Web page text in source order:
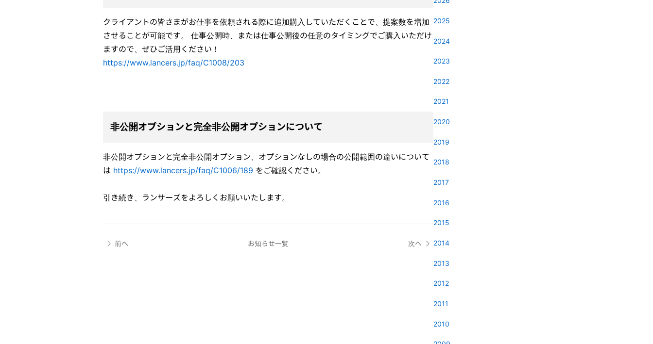
クライアントの皆さまがお仕事を依頼される際に追加購入していただくことで、提案数を増加
させることが可能です。 仕事公開時、または仕事公開後の任意のタイミングでご購入いただけ
ますので、ぜひご活用ください！
https://www.lancers.jp/faq/C1008/203
非公開オプションと完全非公開オプションについて
非公開オプションと完全非公開オプション、オプションなしの場合の公開範囲の違いについて
は https://www.lancers.jp/faq/C1006/189 をご確認ください。
引き続き、ランサーズをよろしくお願いいたします。
前へ お知らせ一覧 次へ
2025
2024
2023
2022
2021
2020
2019
2018
2017
2016
2015
2014
2013
2012
2011
2010